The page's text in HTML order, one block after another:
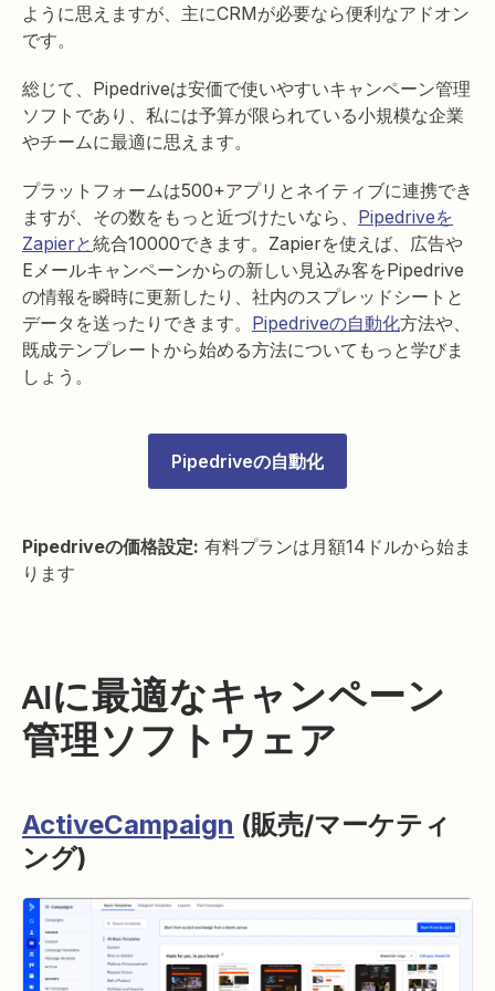
ように思えますが、主にCRMが必要なら便利なアドオン
です。
総じて、Pipedriveは安価で使いやすいキャンペーン管理
ソフトであり、私には予算が限られている小規模な企業
やチームに最適に思えます。
プラットフォームは500+アプリとネイティブに連携でき
ますが、その数をもっと近づけたいなら、 Pipedriveを
Zapierと統合10000できます。Zapierを使えば、広告や
Eメールキャンペーンからの新しい見込み客をPipedrive
の情報を瞬時に更新したり、社内のスプレッドシートと
データを送ったりできます。 Pipedriveの自動化方法や、
既成テンプレートから始める方法についてもっと学びま
しょう。
Pipedriveの自動化
Pipedriveの価格設定: 有料プランは月額14ドルから始ま
ります
AIに最適なキャンペーン
管理ソフトウェア
ActiveCampaign (販売/マーケティ
ング)